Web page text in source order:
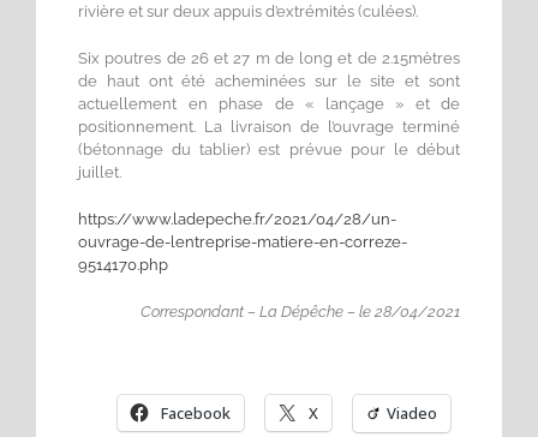
rivière et sur deux appuis d’extrémités (culées).
Six poutres de 26 et 27 m de long et de 2.15mètres
de haut ont été acheminées sur le site et sont
actuellement en phase de « lançage » et de
positionnement. La livraison de l’ouvrage terminé
(bétonnage du tablier) est prévue pour le début
juillet.
https://www.ladepeche.fr/2021/04/28/un-
ouvrage-de-lentreprise-matiere-en-correze-
9514170.php
Correspondant – La Dépêche – le 28/04/2021
Facebook X Viadeo